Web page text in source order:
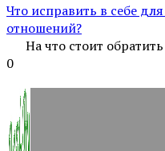
Что исправить в себе
отношений?
На что стоит
0